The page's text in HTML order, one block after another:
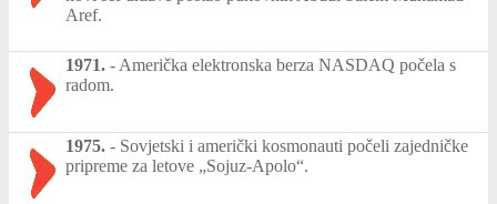
Aref.
1971. - Američka elektronska berza NASDAQ počela s
radom.
1975. - Sovjetski i američki kosmonauti počeli zajedničke
pripreme za letove „Sojuz-Apolo“.